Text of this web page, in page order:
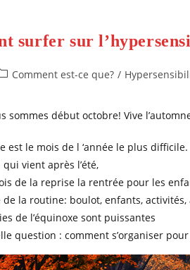
surfer sur
Comment est-ce que? /
sommes début octobre! Vive
est le mois de l ‘année le plus difficile.
qui vient après l’été,
de la reprise la rentrée pour les
de la routine: boulot, enfants, activités,
de l’équinoxe sont puissantes
question : comment s’organiser